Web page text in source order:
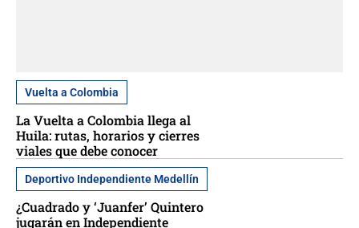
Vuelta a Colombia
La Vuelta a Colombia llega al
Huila: rutas, horarios y cierres
viales que debe conocer
Deportivo Independiente Medellín
¿Cuadrado y ‘Juanfer’ Quintero
jugarán en Independiente